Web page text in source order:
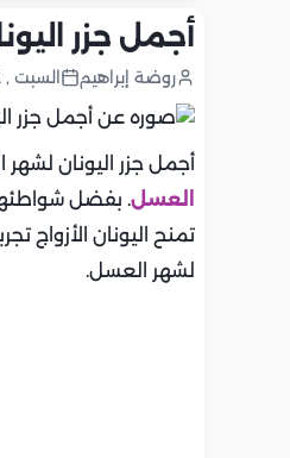
أجمل جزر
روضة إبراهيم السبت , 2 أغسطس 2025 ,9:36 ص
أجمل جزر اليونان
العسل. بفضل شواطئها
تمنح اليونان الأزواج
لشهر العسل.